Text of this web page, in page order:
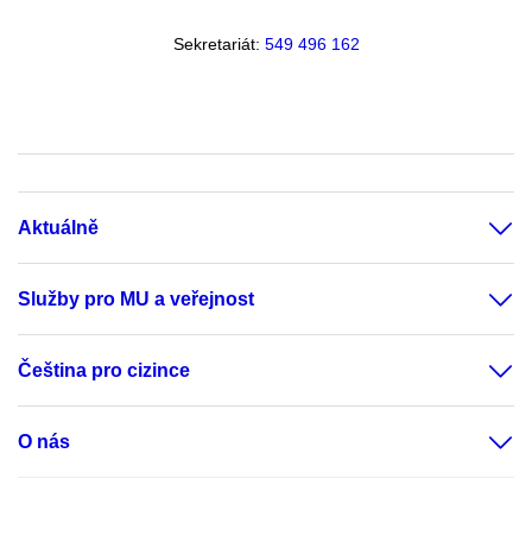
Sekretariát: 549 496 162
Aktuálně
Služby pro MU a veřejnost
Čeština pro cizince
O nás